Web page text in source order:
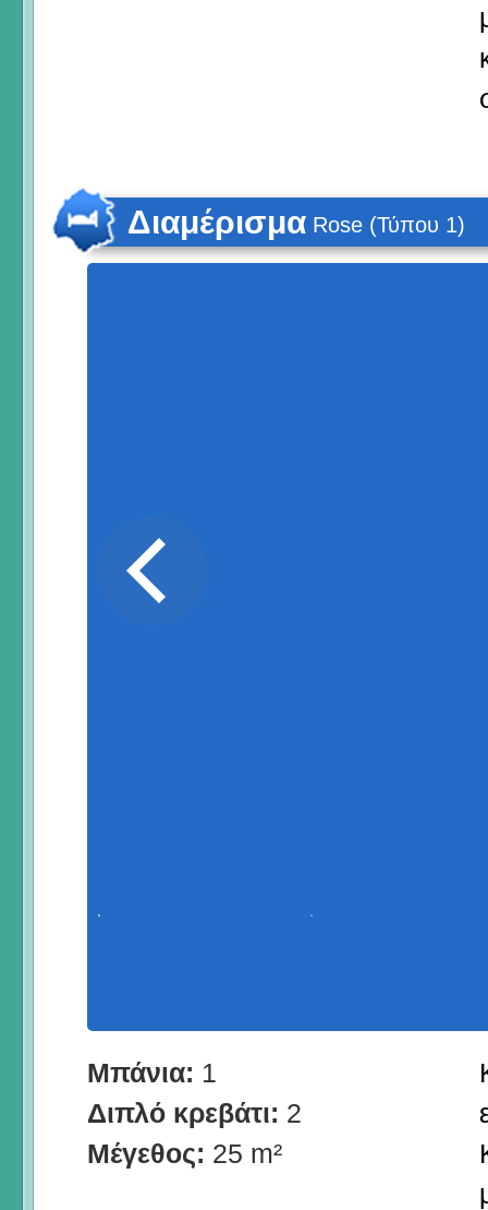
Διαμέρισμα Rose (Τύπου 1)
Μπάνια: 1
Διπλό κρεβάτι: 2
Μέγεθος: 25 m²